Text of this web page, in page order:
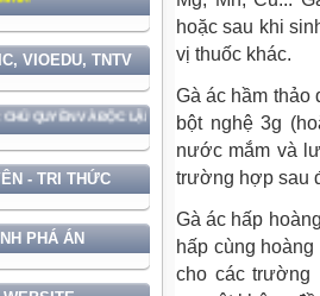
VIOEDU, TNTV
VÀ ĐỘC LẬP DÂN TỘC!
- TRI THỨC
PHÁ ÁN
hoặc sau khi
vị thuốc khác.
Gà ác hầm thảo
bột nghệ 3g
nước mắm và
trường hợp sau
Gà ác hấp
hấp cùng
cho các trường